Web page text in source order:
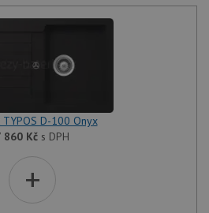
TYPOS D-100 Onyx
860 Kč s DPH
+